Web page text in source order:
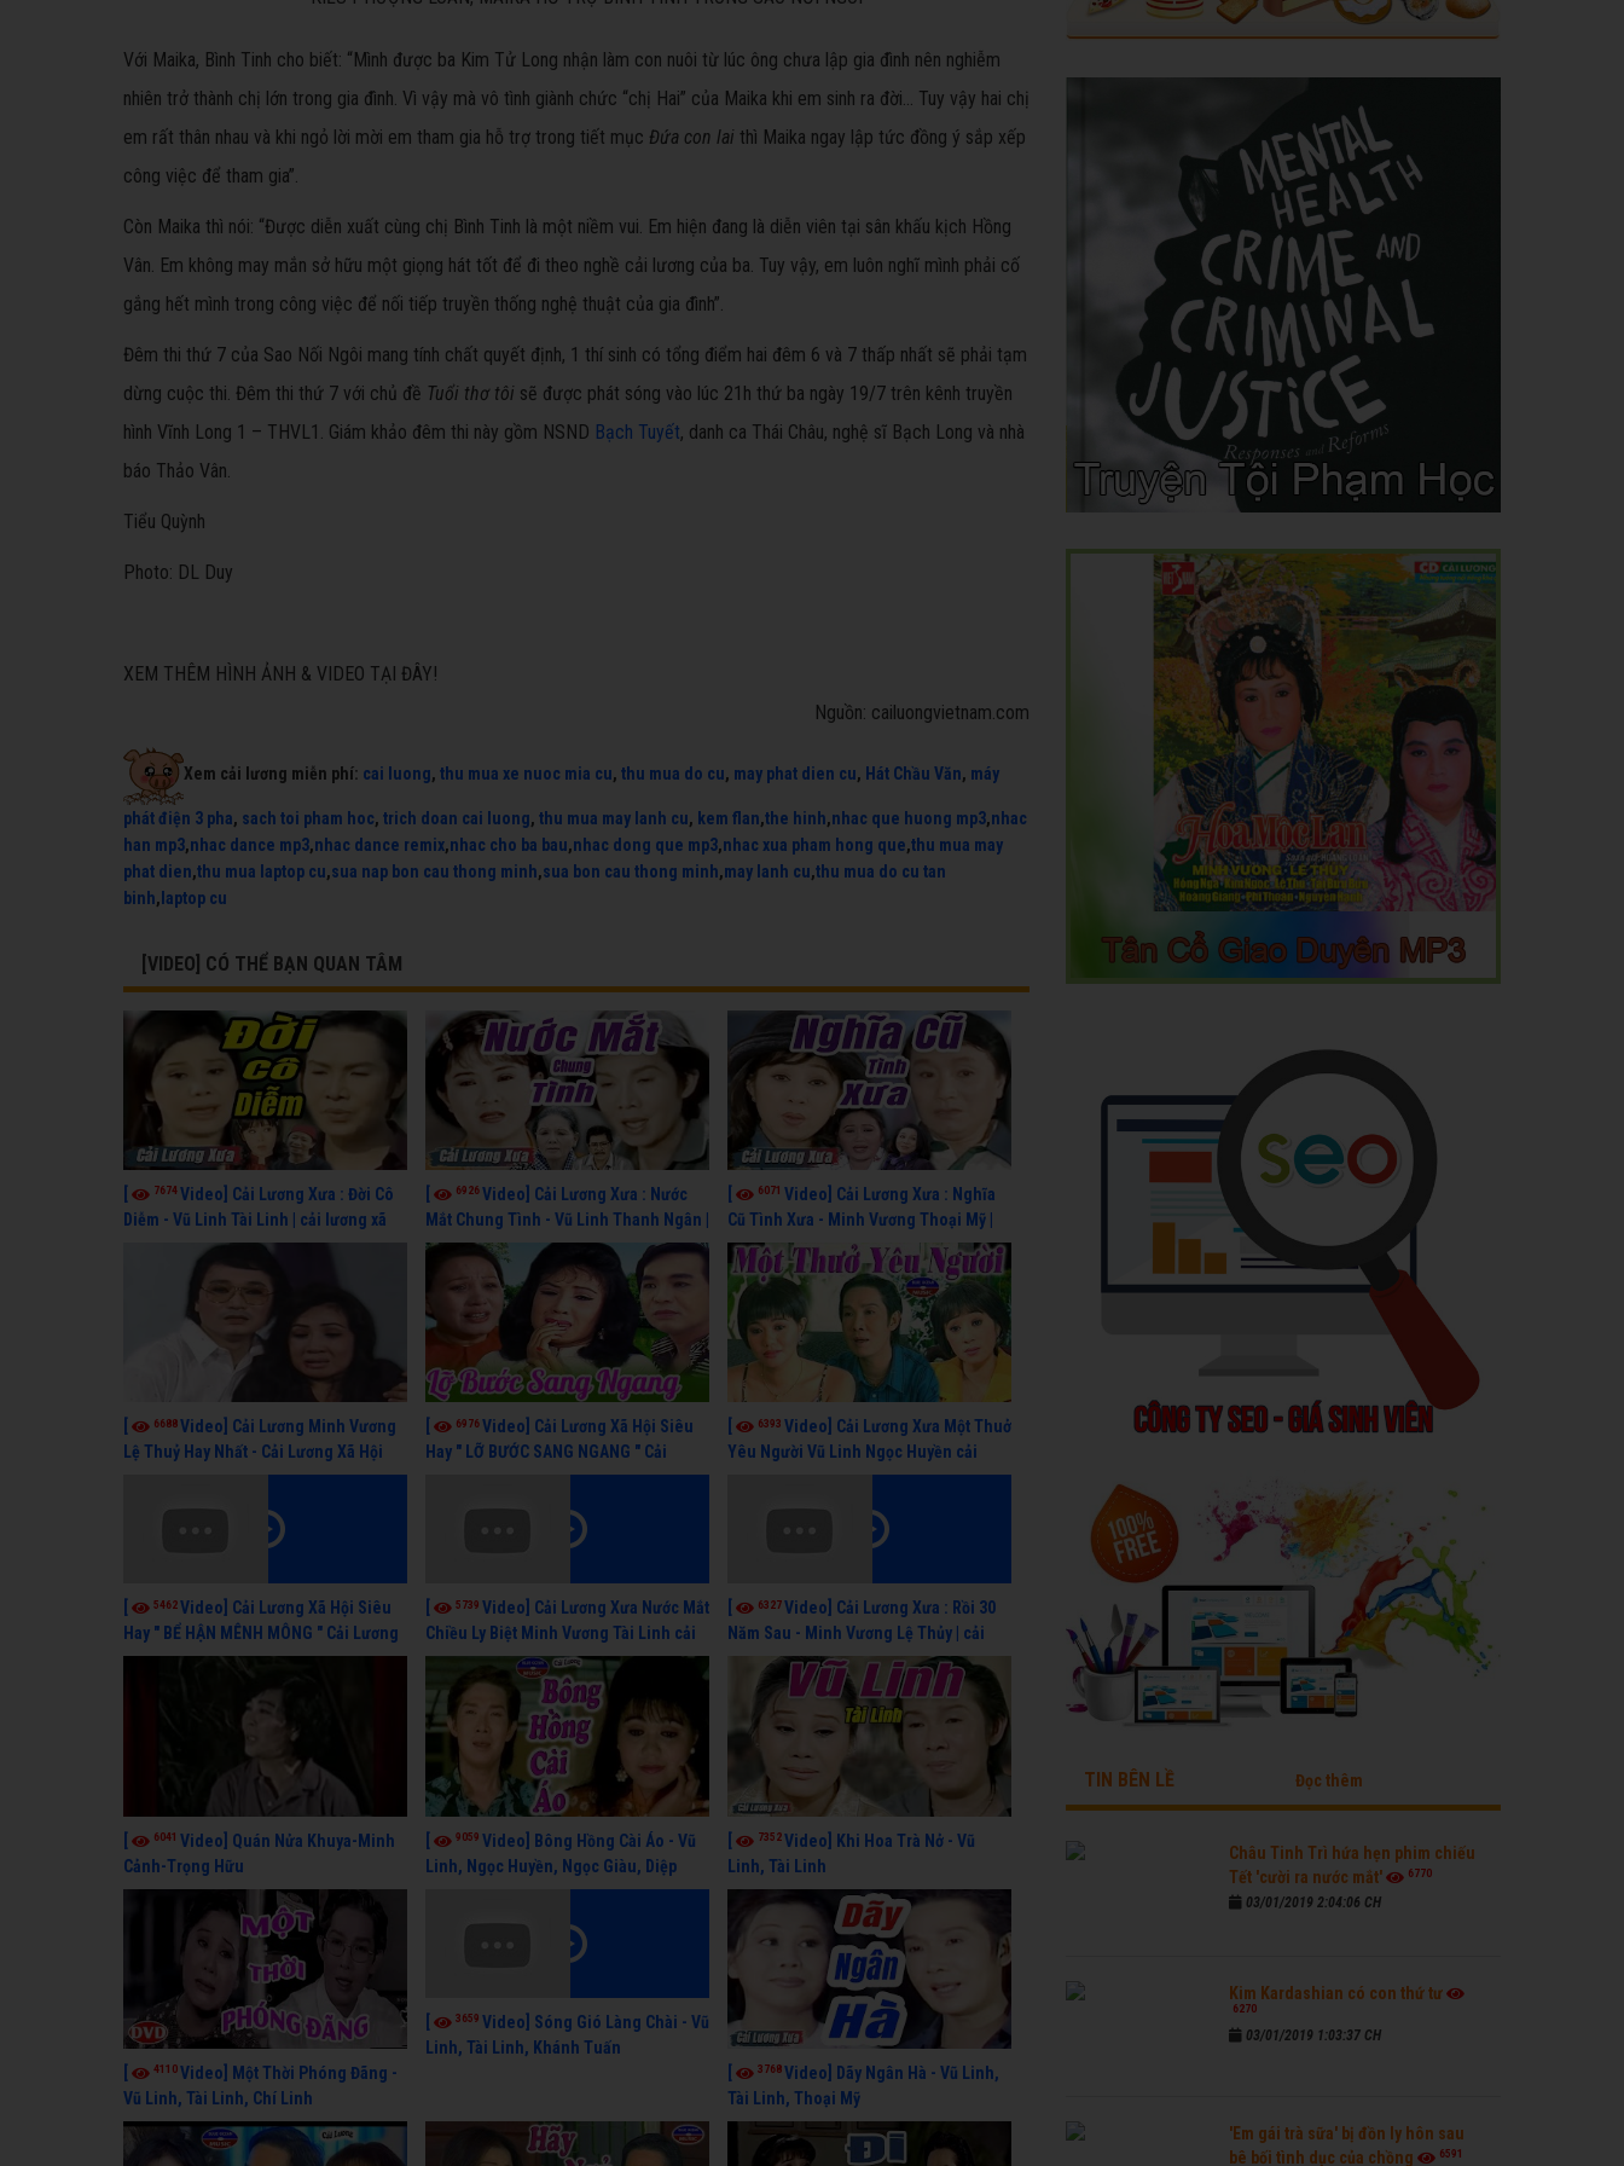
Với Maika, Bình Tinh cho biết: “Mình được ba Kim Tử Long nhận làm con nuôi từ lúc ông chưa lập gia đình nên nghiễm
nhiên trở thành chị lớn trong gia đình. Vì vậy mà vô tình giành chức “chị Hai” của Maika khi em sinh ra đời… Tuy vậy hai chị
em rất thân nhau và khi ngỏ lời mời em tham gia hỗ trợ trong tiết mục Đứa con lai thì Maika ngay lập tức đồng ý sắp xếp
công việc để tham gia”.
Còn Maika thì nói: “Được diễn xuất cùng chị Bình Tinh là một niềm vui. Em hiện đang là diễn viên tại sân khấu kịch Hồng
Vân. Em không may mắn sở hữu một giọng hát tốt để đi theo nghề cải lương của ba. Tuy vậy, em luôn nghĩ mình phải cố
gắng hết mình trong công việc để nối tiếp truyền thống nghệ thuật của gia đình”.
Đêm thi thứ 7 của Sao Nối Ngôi mang tính chất quyết định, 1 thí sinh có tổng điểm hai đêm 6 và 7 thấp nhất sẽ phải tạm
dừng cuộc thi. Đêm thi thứ 7 với chủ đề Tuổi thơ tôi sẽ được phát sóng vào lúc 21h thứ ba ngày 19/7 trên kênh truyền
hình Vĩnh Long 1 – THVL1. Giám khảo đêm thi này gồm NSND Bạch Tuyết, danh ca Thái Châu, nghệ sĩ Bạch Long và nhà
báo Thảo Vân.
Tiểu Quỳnh
Photo: DL Duy
XEM THÊM HÌNH ẢNH & VIDEO TẠI ĐÂY!
Nguồn: cailuongvietnam.com
Xem cải lương miễn phí: cai luong, thu mua xe nuoc mia cu, thu mua do cu, may phat dien cu, Hát Chầu Văn, máy
phát điện 3 pha, sach toi pham hoc, trich doan cai luong, thu mua may lanh cu, kem flan,the hinh,nhac que huong mp3,nhac
han mp3,nhac dance mp3,nhac dance remix,nhac cho ba bau,nhac dong que mp3,nhac xua pham hong que,thu mua may
phat dien,thu mua laptop cu,sua nap bon cau thong minh,sua bon cau thong minh,may lanh cu,thu mua do cu tan
binh, laptop cu
[VIDEO] CÓ THỂ BẠN QUAN TÂM
7674Video] Cải Lương Xưa : Đời Cô
Diễm - Vũ Linh Tài Linh | cải lương xã
hội hay nhất
6926Video] Cải Lương Xưa : Nước
Mắt Chung Tình - Vũ Linh Thanh Ngân |
cải lương xã hội hay nhất
6071 Video] Cải Lương Xưa : Nghĩa
Cũ Tình Xưa - Minh Vương Thoại Mỹ |
cải lương xã hội hay nhất
6688Video] Cải Lương Minh Vương
Lệ Thuỷ Hay Nhất - Cải Lương Xã Hội
6976Video] Cải Lương Xã Hội Siêu
Hay " LỠ BƯỚC SANG NGANG " Cải
Lương Lệ Thuỷ, Thanh Tuấn, Hồng Nga
6393 Video] Cải Lương Xưa Một Thuở
Yêu Người Vũ Linh Ngọc Huyền cải
lương xã hội hay nhất
5462Video] Cải Lương Xã Hội Siêu
Hay " BỂ HẬN MÊNH MÔNG " Cải Lương
Kim Tử Long, Thanh Ngân Hay Nhất
5739 Video] Cải Lương Xưa Nước Mắt
Chiều Ly Biệt Minh Vương Tài Linh cải
lương xã hội hay nhất
6327Video] Cải Lương Xưa : Rồi 30
Năm Sau - Minh Vương Lệ Thủy | cải
lương xã hội hay nhất
[ 6041 Video] Quán Nửa Khuya-Minh
Cảnh-Trọng Hữu
[ 9059 Video] Bông Hồng Cài Áo - Vũ
Linh, Ngọc Huyền, Ngọc Giàu, Diệp
[ 7352Video] Khi Hoa Trà Nở - Vũ
Linh, Tài Linh
4110Video] Một Thời Phóng Đãng -
Vũ Linh, Tài Linh, Chí Linh
[ 3659 Video] Sóng Gió Làng Chài - Vũ
Linh, Tài Linh, Khánh Tuấn
3768Video] Dãy Ngân Hà - Vũ Linh,
Tài Linh, Thoại Mỹ
TIN BÊN LỀ Đọc thêm
Châu Tinh Trì hứa hẹn phim chiếu
Tết 'cười ra nước mắt'
6770
03/01/2019 2:04:06 CH
Kim Kardashian có con thứ tư
6270
03/01/2019 1:03:37 CH
'Em gái trà sữa' bị đồn ly hôn sau
bê bối tình dục của chồng
6591